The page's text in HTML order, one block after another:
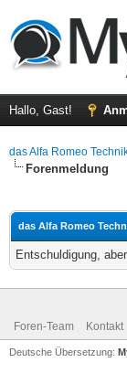
Hallo, Gast!
das Alfa Romeo
Forenmeldung
das Alfa Romeo
Entschuldigung,
Foren-Team Kontakt
Deutsche Übersetzung: